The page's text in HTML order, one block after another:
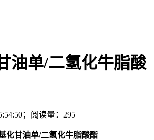
油单/二氢化牛脂酸
；阅读量：295
化甘油单/二氢化牛脂酸酯